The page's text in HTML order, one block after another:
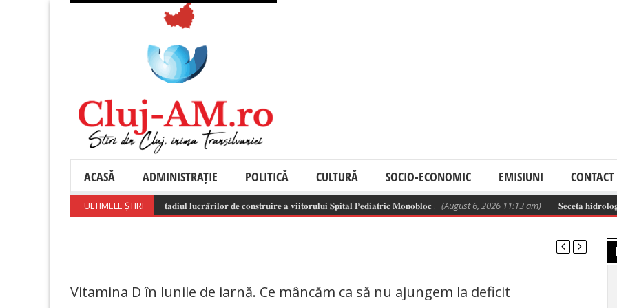
ACASĂ ADMINISTRAȚIE POLITICĂ CULTURĂ SOCIO-ECONOMIC EMISIUNI CONTACT
ULTIMELE ȘTIRI𝐒𝐭𝐚𝐝𝐢𝐮𝐥 𝐥𝐮𝐜𝐫𝐚̆𝐫𝐢𝐥𝐨𝐫 𝐝𝐞 𝐜𝐨𝐧𝐬𝐭𝐫𝐮𝐢𝐫𝐞 𝐚 𝐯𝐢𝐢𝐭𝐨𝐫𝐮𝐥𝐮𝐢 𝐒𝐩𝐢𝐭𝐚𝐥 𝐏𝐞𝐝𝐢𝐚𝐭𝐫𝐢𝐜 𝐌𝐨𝐧𝐨𝐛𝐥𝐨𝐜 . (August 6, 2026 11:13 am) 𝐒𝐞𝐜𝐞𝐭𝐚 𝐡𝐢𝐝𝐫𝐨𝐥𝐨𝐠𝐢𝐜𝐚̆ 𝐬𝐞
Vitamina D în lunile de iarnă. Ce mâncăm ca să nu ajungem la deficit